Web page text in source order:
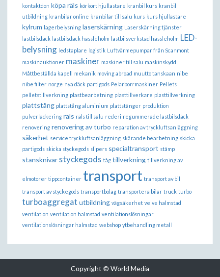
kontaktdon köpa räls körkort hjullastare kranbil kurs kranbil
utbildning kranbilar online kranbilar till salu kurs kurs hjullastare
kylrum lagerbelysning laserskärning Laserskärning tjänster
lastbilsdäck lastbilsdäck hässleholm lastbilsverkstad hässleholm LED-
belysning ledstaplare logistik Luftvärmepumpar från Scanmont
maskinauktioner maskiner maskiner till salu maskinskydd
Måttbeställda kapell mekanik moving abroad muutto tanskaan nibe
nibe filter norge nya däck partigods Pelarborrmaskiner Pellets
pelletstillverkning plastbearbetning plasttillverkare plasttillverkning
plattstång plattstång aluminium plattstänger produktion
pulverlackering räls räls till salu rederi regummerade lastbilsdäck
renovering renovering av turbo reparation av tryckluftsanläggning
säkerhet service tryckluftsanläggning skärande bearbetning skicka
partigods skicka styckegods slipers specialtransport stämp
stansknivar styckegods tåg tillverkning tillverkning av
elmotorer tippcontainer transport transport av bil
transport av styckegods transportbolag transportera bilar truck turbo
turboaggregat utbildning vägsäkerhet ve ve halmstad
ventilation ventilation halmstad ventilationslösningar
ventilationslösningar halmstad webshop ytbehandling metall
Copyright © World Media